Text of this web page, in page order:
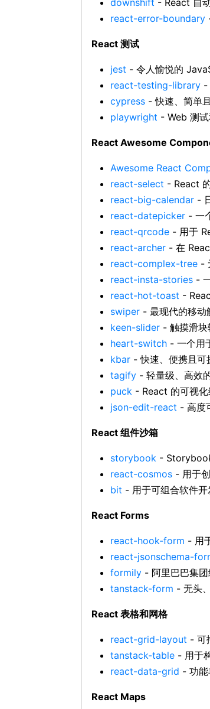
downshift - React 自
react-error-boundary
React 测试
jest - 令人愉悦的
react-testing-library -
cypress - 快速、简单
playwright - Web 测
React Awesome
Awesome React
react-select - React
react-big-calendar -
react-datepicker - 一
react-qrcode - 用于
react-archer - 在
react-complex-tree -
react-insta-stories -
react-hot-toast -
swiper - 最现代的移动
keen-slider - 触摸滑块
heart-switch - 一个用
kbar - 快速、便携且
tagify - 轻量级、高效
puck - React 的可视化
json-edit-react - 高度
React 组件沙箱
storybook -
react-cosmos - 用于
bit - 用于可组合软件
React Forms
react-hook-form - 用
react-jsonschema-
formily - 阿里巴巴集
tanstack-form - 无头
React 表格和网格
react-grid-layout - 可
tanstack-table - 用于
react-data-grid - 功
React Maps